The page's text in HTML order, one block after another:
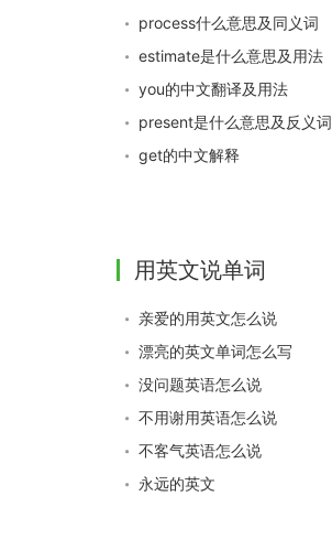
process什么意思及同义词
estimate是什么意思及用法
you的中文翻译及用法
present是什么意思及反义词
get的中文解释
用英文说单词
亲爱的用英文怎么说
漂亮的英文单词怎么写
没问题英语怎么说
不用谢用英语怎么说
不客气英语怎么说
永远的英文